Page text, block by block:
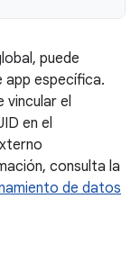
puede
app específica.
vincular el
en el
consulta la
de datos